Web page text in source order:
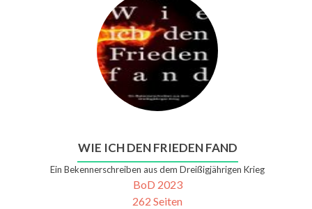
WIE ICH DEN FRIEDEN FAND
Ein Bekennerschreiben aus dem Dreißigjährigen Krieg
BoD 2023
262 Seiten